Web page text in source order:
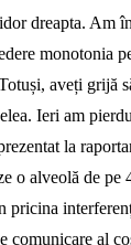
dreapta. Am
monotonia
aveți grijă
Ieri am
la
o alveolă de pe
pricina
comunicare al